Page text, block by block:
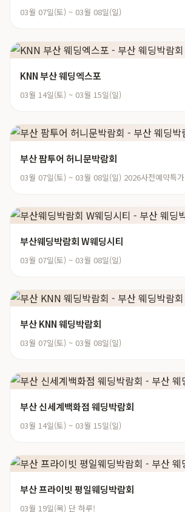
03월 07일(토) ~ 03월 08일(일)
KNN 부산 웨딩엑스포
03월 14일(토) ~ 03월 15일(일)
부산 팜투어 허니문박람회
03월 07일(토) ~ 03월 08일(일) 2026사전예약특가
부산웨딩박람회 W웨딩시티
03월 07일(토) ~ 03월 08일(일)
부산 KNN 웨딩박람회
03월 07일(토) ~ 03월 08일(일)
부산 신세계백화점 웨딩박람회
03월 14일(토) ~ 03월 15일(일)
부산 프라이빗 평일웨딩박람회
03월 19일(목) 단 하루!